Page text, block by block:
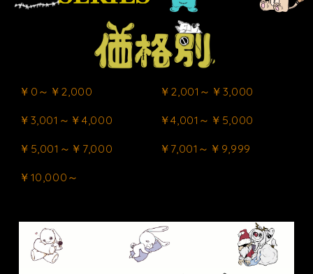
￥0～￥2,000 ￥2,001～￥3,000
￥3,001～￥4,000 ￥4,001～￥5,000
￥5,001～￥7,000 ￥7,001～￥9,999
￥10,000～